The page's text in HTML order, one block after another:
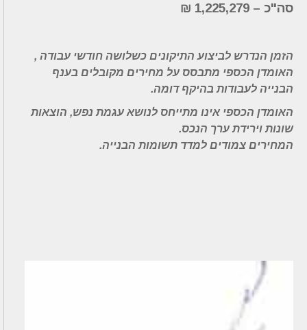
סה"כ – 1,225,279 ₪
הזמן הנדרש לביצוע התיקונים כשלושה חודשי עבודה ,
האומדן הכספי מתבסס על מחירים מקובלים בענף
הבנייה לעבודות בהיקף דומה.
האומדן הכספי אינו מתייחס לנושא עגמת נפש, הוצאות
שונות וירידת ערך הנכס.
המחירים צמודים למדד תשומות הבנייה.